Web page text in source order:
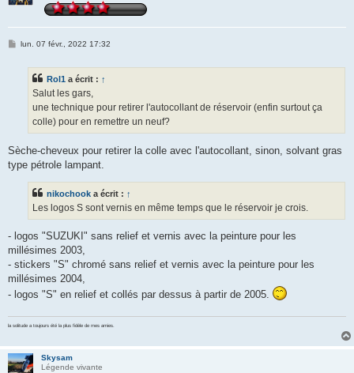
Mlun. 07 févr., 2022 17:32
Rol1 a écrit : ↑
Salut les gars,
une technique pour retirer l'autocollant de réservoir (enfin surtout ça
colle) pour en remettre un neuf?
Sèche-cheveux pour retirer la colle avec l'autocollant, sinon, solvant gras
type pétrole lampant.
nikochook a écrit : ↑
Les logos S sont vernis en même temps que le réservoir je crois.
- logos "SUZUKI" sans relief et vernis avec la peinture pour les
millésimes 2003,
- stickers "S" chromé sans relief et vernis avec la peinture pour les
millésimes 2004,
- logos "S" en relief et collés par dessus à partir de 2005.
la solitude a toujours été la plus fidèle de mes amies.
Skysam
Légende vivante